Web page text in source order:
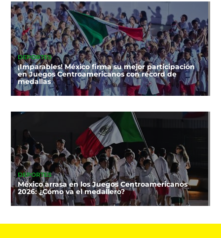
DEPORTES
¡Imparables! México firma su mejor participación
en Juegos Centroamericanos con récord de
medallas
DEPORTES
México arrasa en los Juegos Centroamericanos
2026: ¿Cómo va el medallero?